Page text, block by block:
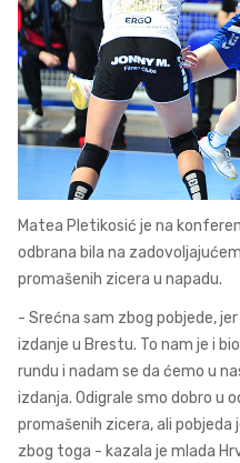
Matea Pletikosić je na
odbrana bila na
promašenih zicera u napadu.
- Srećna sam zbog pobjede,
izdanje u Brestu. To nam je i
rundu i nadam se da ćemo u
izdanja. Odigrale smo dobro u
promašenih zicera, ali pobjeda
zbog toga - kazala je mlada